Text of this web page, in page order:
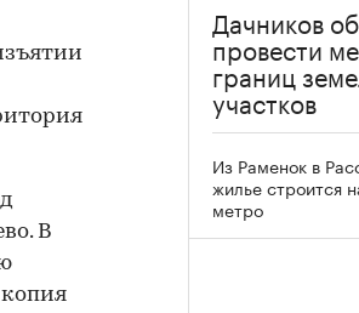
В
Дачников
провести
границ
участков
Из Раменок в
жилье строится
метро